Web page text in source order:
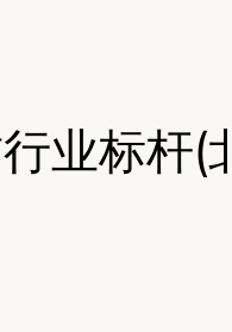
业标杆